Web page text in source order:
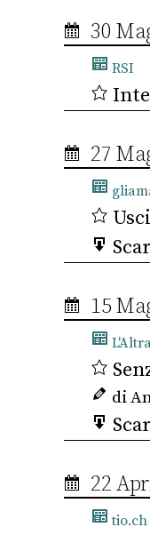
30
RSI
27
15
di
22
tio.ch